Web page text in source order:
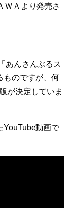
ＷＡより発売さ
あんさんぶるス
ものですが、何
が決定していま
YouTube動画で